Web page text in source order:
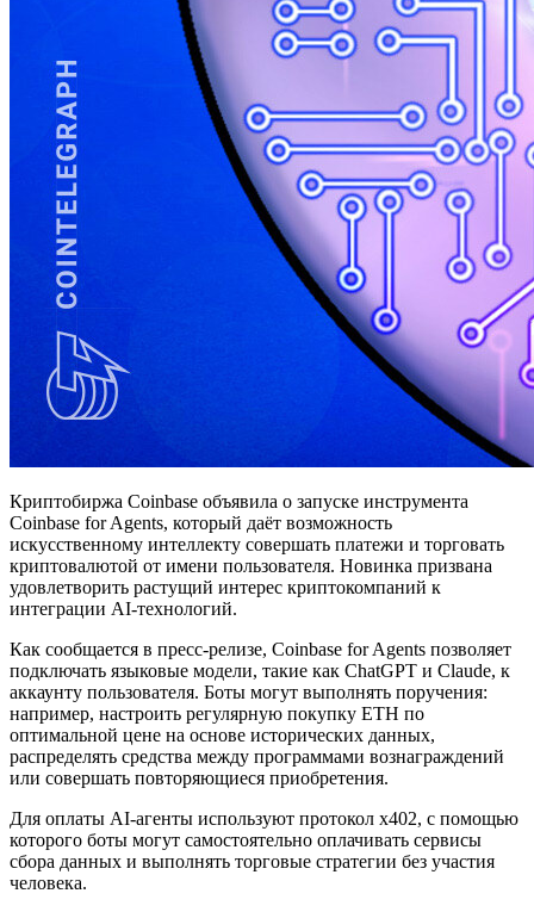
Криптобиржа Coinbase объявила о запуске инструмента
Coinbase for Agents, который даёт возможность
искусственному интеллекту совершать платежи и торговать
криптовалютой от имени пользователя. Новинка призвана
удовлетворить растущий интерес криптокомпаний к
интеграции AI-технологий.
Как сообщается в пресс-релизе, Coinbase for Agents позволяет
подключать языковые модели, такие как ChatGPT и Claude, к
аккаунту пользователя. Боты могут выполнять поручения:
например, настроить регулярную покупку ETH по
оптимальной цене на основе исторических данных,
распределять средства между программами вознаграждений
или совершать повторяющиеся приобретения.
Для оплаты AI-агенты используют протокол x402, с помощью
которого боты могут самостоятельно оплачивать сервисы
сбора данных и выполнять торговые стратегии без участия
человека.